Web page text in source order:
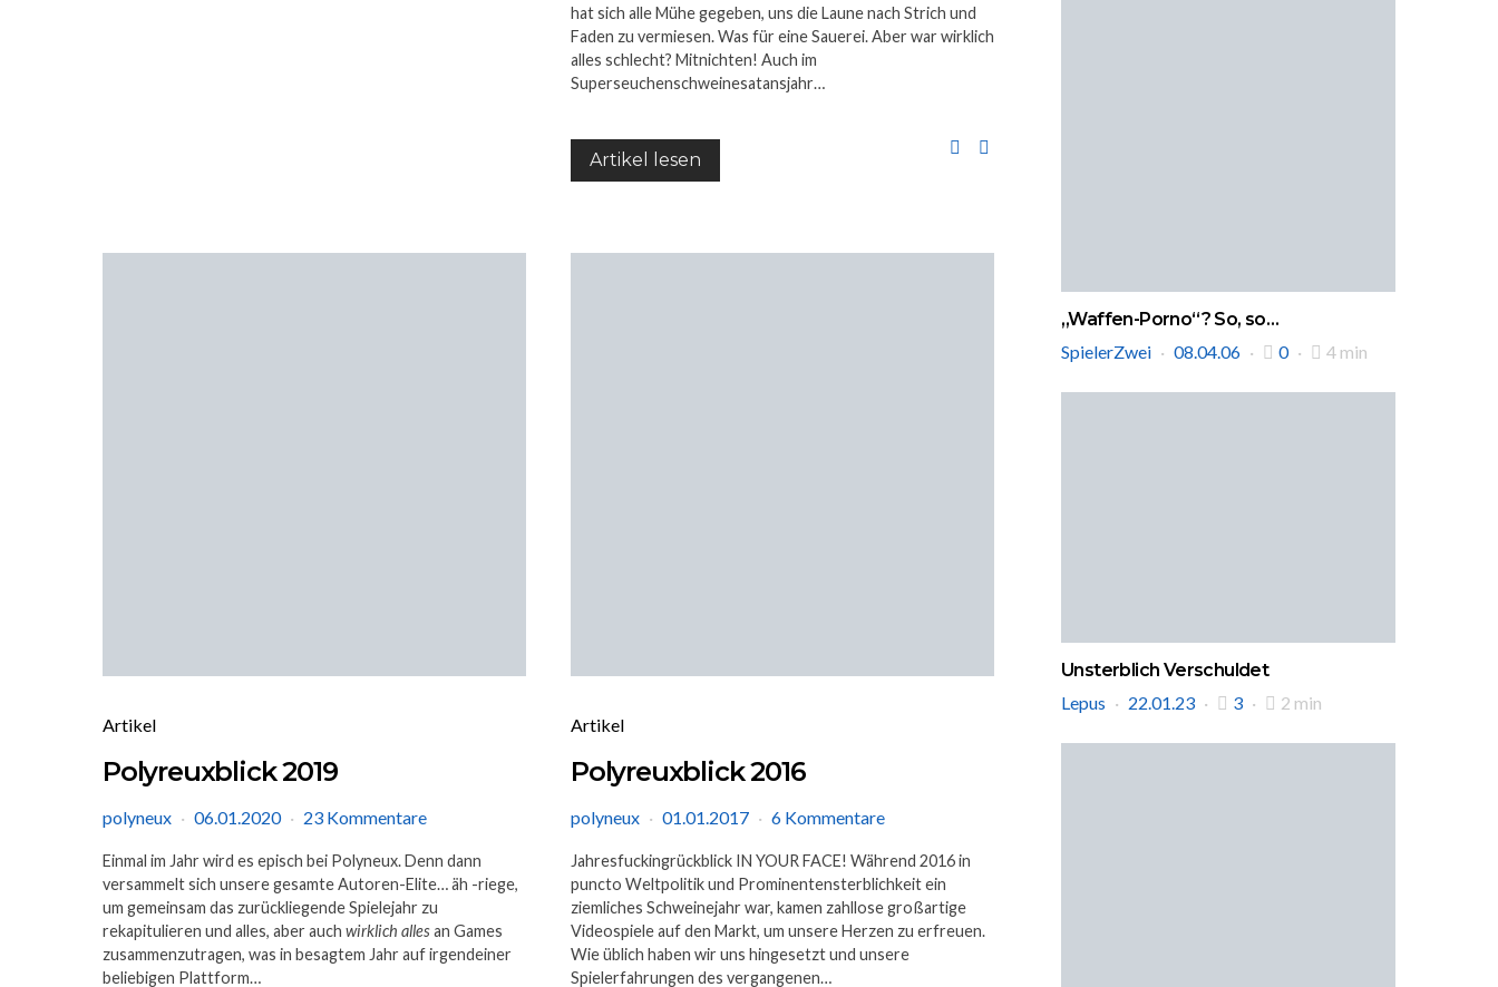
hat sich alle Mühe gegeben, uns die Laune nach Strich und
Faden zu vermiesen. Was für eine Sauerei. Aber war wirklich
alles schlecht? Mitnichten! Auch im
Superseuchenschweinesatansjahr…
Artikel lesen
Artikel
Polyreuxblick 2019
polyneux 06.01.2020 23 Kommentare
Einmal im Jahr wird es episch bei Polyneux. Denn dann
versammelt sich unsere gesamte Autoren-Elite… äh -riege,
um gemeinsam das zurückliegende Spielejahr zu
rekapitulieren und alles, aber auch wirklich allesan Games
zusammenzutragen, was in besagtem Jahr auf irgendeiner
beliebigen Plattform…
Artikel
Polyreuxblick 2016
polyneux 01.01.2017 6 Kommentare
Jahresfuckingrückblick IN YOUR FACE! Während 2016 in
puncto Weltpolitik und Prominentensterblichkeit ein
ziemliches Schweinejahr war, kamen zahllose großartige
Videospiele auf den Markt, um unsere Herzen zu erfreuen.
Wie üblich haben wir uns hingesetzt und unsere
Spielerfahrungen des vergangenen…
„Waffen-Porno“? So, so…
SpielerZwei
08.04.06 0 4 min
Unsterblich Verschuldet
Lepus
22.01.23 3 2 min